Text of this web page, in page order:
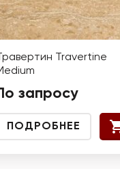
Травертин Travertine
запросу
ПОДРОБНЕЕ